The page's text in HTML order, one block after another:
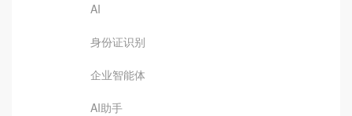
AI
身份证识别
企业智能体
AI助手